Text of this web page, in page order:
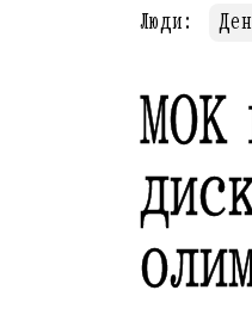
Люди:
МОК